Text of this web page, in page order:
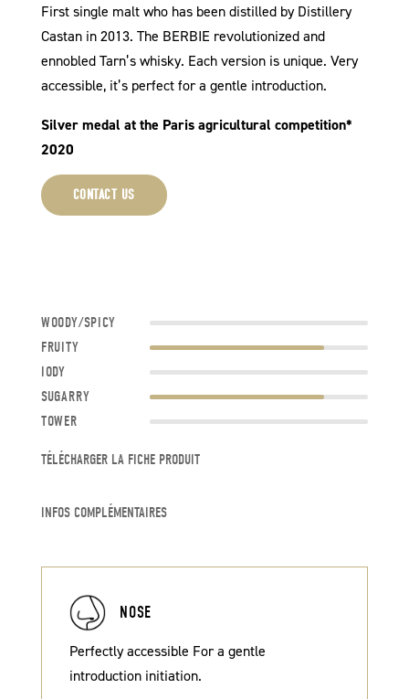
First single malt who has been distilled by Distillery
Castan in 2013. The BERBIE revolutionized and
ennobled Tarn’s whisky. Each version is unique. Very
accessible, it’s perfect for a gentle introduction.
Silver medal at the Paris agricultural competition*
2020
CONTACT US
WOODY/SPICY
FRUITY
IODY
SUGARRY
TOWER
TÉLÉCHARGER LA FICHE PRODUIT
INFOS COMPLÉMENTAIRES
NOSE
Perfectly accessible For a gentle
introduction initiation.